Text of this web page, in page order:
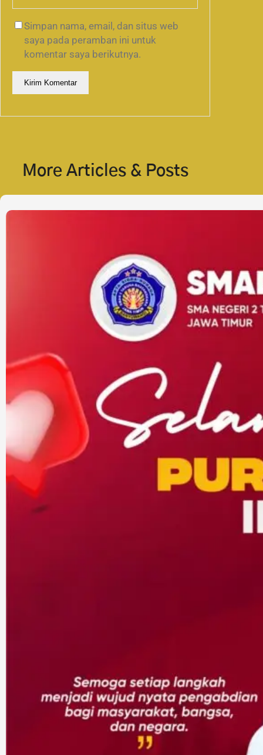
Simpan nama, email, dan situs web
saya pada peramban ini untuk
komentar saya berikutnya.
More Articles & Posts